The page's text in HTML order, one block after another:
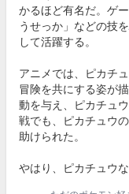
かるほど有名だ。ゲ
うせっか」などの技
して活躍する。
アニメでは、ピカチ
冒険を共にする姿が
動を与え、ピカチュ
戦でも、ピカチュウ
助けられた。
やはり、ピカチュウな